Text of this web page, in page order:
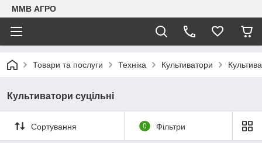
ММВ АГРО
Товари та послуги Техніка Культиватори
Культиватори суцільні
Сортування 0 Фільтри